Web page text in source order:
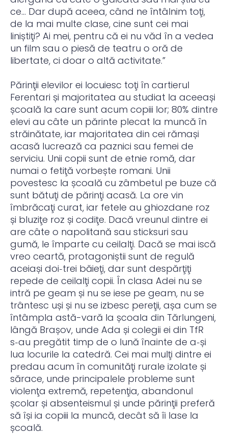
ce… Dar după aceea, când ne întâlnim toţi,
de la mai multe clase, cine sunt cei mai
liniștiţi? Ai mei, pentru că ei nu văd în a vedea
un film sau o piesă de teatru o oră de
libertate, ci doar o altă activitate.”
Părinţii elevilor ei locuiesc toţi în cartierul
Ferentari și majoritatea au studiat la aceeași
școală la care sunt acum copiii lor; 80% dintre
elevi au câte un părinte plecat la muncă în
străinătate, iar majoritatea din cei rămași
acasă lucrează ca paznici sau femei de
serviciu. Unii copii sunt de etnie romă, dar
numai o fetiţă vorbește romani. Unii
povestesc la școală cu zâmbetul pe buze că
sunt bătuţi de părinţi acasă. La ore vin
îmbrăcaţi curat, iar fetele au ghiozdane roz
și bluziţe roz și codiţe. Dacă vreunul dintre ei
are câte o napolitană sau sticksuri sau
gumă, le împarte cu ceilalţi. Dacă se mai iscă
vreo ceartă, protagoniștii sunt de regulă
aceiași doi‑trei băieţi, dar sunt despărţiţi
repede de ceilalţi copii. În clasa Adei nu se
intră pe geam și nu se iese pe geam, nu se
trântesc uși și nu se izbesc pereţii, așa cum se
întâmpla astă-vară la școala din Tărlungeni,
lângă Brașov, unde Ada și colegii ei din TfR
s‑au pregătit timp de o lună înainte de a‑și
lua locurile la catedră. Cei mai mulţi dintre ei
predau acum în comunităţi rurale izolate și
sărace, unde principalele probleme sunt
violenţa extremă, repetenţia, abandonul
școlar și absenteismul și unde părinţii preferă
să își ia copiii la muncă, decât să îi lase la
școală.